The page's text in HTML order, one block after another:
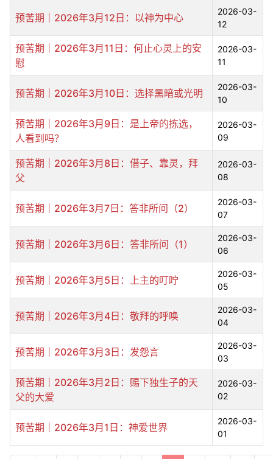
文章列表
预苦期｜2026年3月12日：以神为中心
2026-03-
12
预苦期｜2026年3月11日：何止心灵上的安
慰
2026-03-
11
预苦期｜2026年3月10日：选择黑暗或光明
2026-03-
10
预苦期｜2026年3月9日：是上帝的拣选，
人看到吗？
2026-03-
09
预苦期｜2026年3月8日：借子、靠灵，拜
父
2026-03-
08
预苦期｜2026年3月7日：答非所问（2）
2026-03-
07
预苦期｜2026年3月6日：答非所问（1）
2026-03-
06
预苦期｜2026年3月5日：上主的叮咛
2026-03-
05
预苦期｜2026年3月4日：敬拜的呼唤
2026-03-
04
预苦期｜2026年3月3日：发怨言
2026-03-
03
预苦期｜2026年3月2日：赐下独生子的天
父的大爱
2026-03-
02
预苦期｜2026年3月1日：神爱世界
2026-03-
01